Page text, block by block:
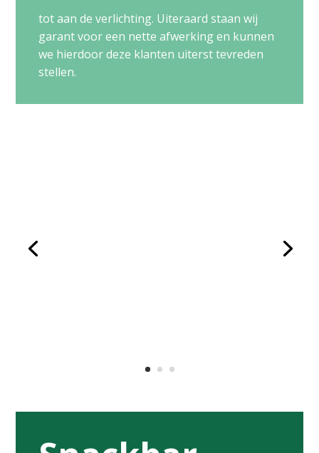
tot aan de verlichting. Uiteraard staan wij
garant voor een nette afwerking en kunnen
we hierdoor deze klanten uiterst tevreden
stellen.